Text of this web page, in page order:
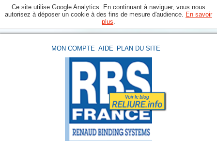
Ce site utilise Google Analytics. En continuant à naviguer, vous nous
autorisez à déposer un cookie à des fins de mesure d'audience. En savoir
plus
MON COMPTE AIDE PLAN DU SITE